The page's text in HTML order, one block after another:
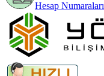
Hesap Numaraları